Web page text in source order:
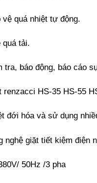
vệ quá nhiệt tự động.
quá tải.
tra, báo động, báo cáo
HS-35 HS-55
đới hóa và sử dụng
nghệ giặt tiết kiệm điện
50Hz /3 pha